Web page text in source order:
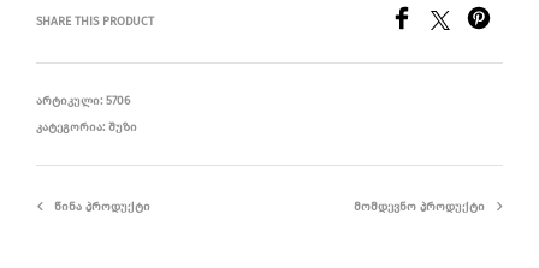
SHARE THIS PRODUCT
ᲐᲠᲢᲘᲙᲣᲚᲘ: 5706
ᲙᲐᲢᲔᲒᲝᲠᲘᲐ: ᲨᲣᲖᲘ
ᲬᲘᲜᲐ ᲞᲠᲝᲓᲣᲥᲢᲘ ᲛᲝᲛᲓᲔᲕᲜᲝ ᲞᲠᲝᲓᲣᲥᲢᲘ